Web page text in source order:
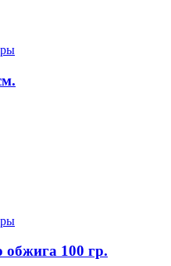
обжига 100 гр.